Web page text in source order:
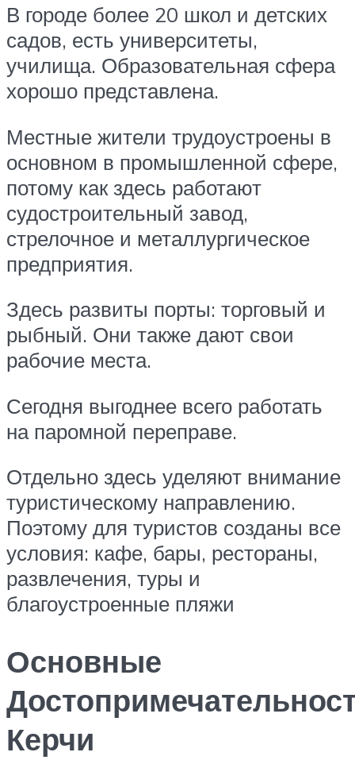
В городе более 20 школ и детских
садов, есть университеты,
училища. Образовательная сфера
хорошо представлена.
Местные жители трудоустроены в
основном в промышленной сфере,
потому как здесь работают
судостроительный завод,
стрелочное и металлургическое
предприятия.
Здесь развиты порты: торговый и
рыбный. Они также дают свои
рабочие места.
Сегодня выгоднее всего работать
на паромной переправе.
Отдельно здесь уделяют внимание
туристическому направлению.
Поэтому для туристов созданы все
условия: кафе, бары, рестораны,
развлечения, туры и
благоустроенные пляжи
Основные
Керчи